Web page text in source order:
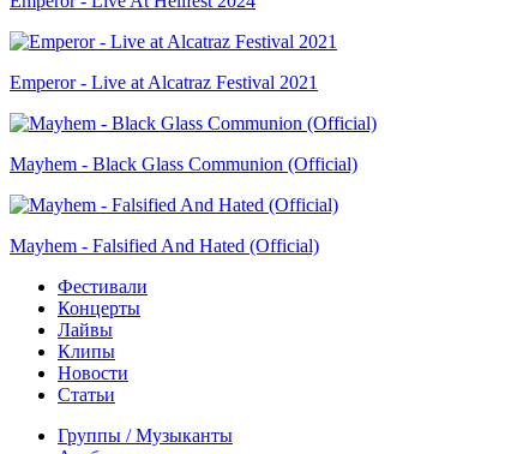
Emperor - Live at Alcatraz Festival 2021
Mayhem - Black Glass Communion (Official)
Mayhem - Falsified And Hated (Official)
Фестивали
Концерты
Лайвы
Клипы
Новости
Статьи
Группы / Музыканты